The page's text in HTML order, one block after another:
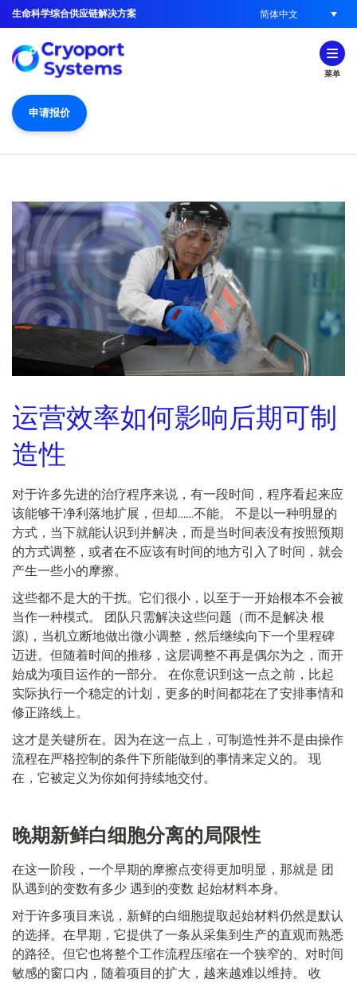
生命科学综合供应链解决方案 简体中文
菜单
申请报价
运营效率如何影响后期可制
造性
对于许多先进的治疗程序来说，有一段时间，程序看起来应
该能够干净利落地扩展，但却……不能。 不是以一种明显的
方式，当下就能认识到并解决，而是当时间表没有按照预期
的方式调整，或者在不应该有时间的地方引入了时间，就会
产生一些小的摩擦。
这些都不是大的干扰。它们很小，以至于一开始根本不会被
当作一种模式。 团队只需解决这些问题（而不是解决 根
源)，当机立断地做出微小调整，然后继续向下一个里程碑
迈进。但随着时间的推移，这层调整不再是偶尔为之，而开
始成为项目运作的一部分。 在你意识到这一点之前，比起
实际执行一个稳定的计划，更多的时间都花在了安排事情和
修正路线上。
这才是关键所在。因为在这一点上，可制造性并不是由操作
流程在严格控制的条件下所能做到的事情来定义的。 现
在，它被定义为你如何持续地交付。
晚期新鲜白细胞分离的局限性
在这一阶段，一个早期的摩擦点变得更加明显，那就是 团
队遇到的变数有多少 遇到的变数 起始材料本身。
对于许多项目来说，新鲜的白细胞提取起始材料仍然是默认
的选择。在早期，它提供了一条从采集到生产的直观而熟悉
的路径。但它也将整个工作流程压缩在一个狭窄的、对时间
敏感的窗口内，随着项目的扩大，越来越难以维持。 收